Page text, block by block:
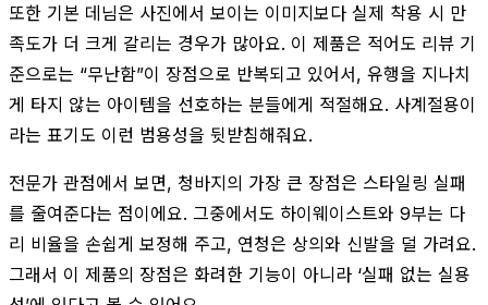
또한 기본 데님은 사진에서 보이는 이미지보다 실제 착용 시 만
족도가 더 크게 갈리는 경우가 많아요. 이 제품은 적어도 리뷰 기
준으로는 “무난함”이 장점으로 반복되고 있어서, 유행을 지나치
게 타지 않는 아이템을 선호하는 분들에게 적절해요. 사계절용이
라는 표기도 이런 범용성을 뒷받침해줘요.
전문가 관점에서 보면, 청바지의 가장 큰 장점은 스타일링 실패
를 줄여준다는 점이에요. 그중에서도 하이웨이스트와 9부는 다
리 비율을 손쉽게 보정해 주고, 연청은 상의와 신발을 덜 가려요.
그래서 이 제품의 장점은 화려한 기능이 아니라 ‘실패 없는 실용